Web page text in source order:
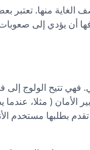
الغاية منها.
أن يؤدي إلى
فهي تتيح
( مثلا،
تقدم بطلبها